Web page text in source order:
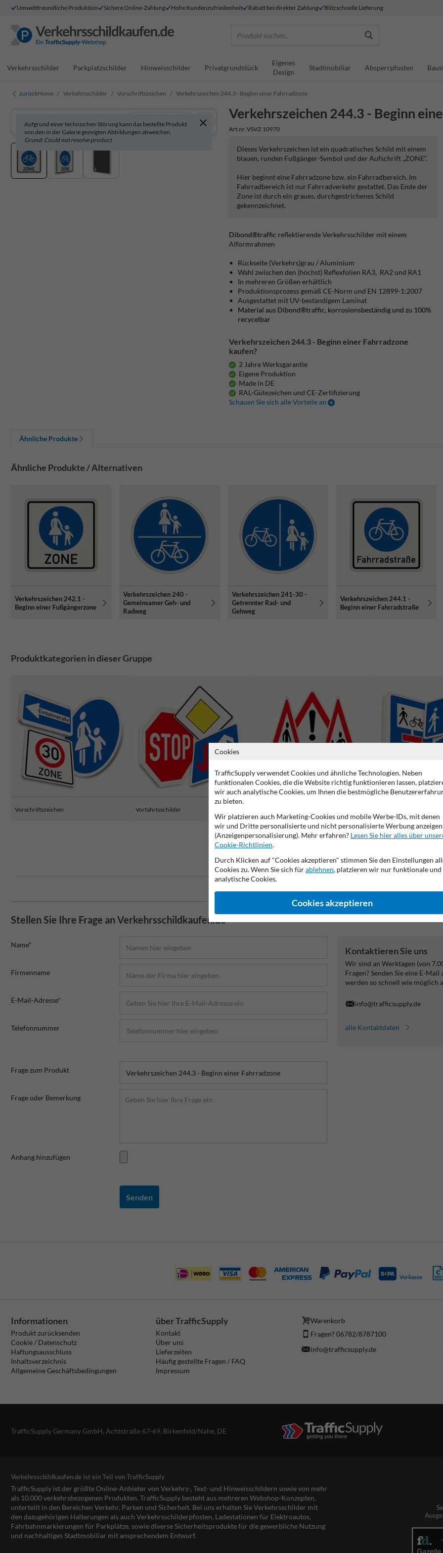
Umweltfreundliche Produktion Sichere Online-Zahlung Hohe Kundenzufriedenheit Rabatt bei direkter Zahlung Blitzschnelle Lieferung
Produkt suchen...
Verkehrsschilder Parkplatzschilder Hinweisschilder Privatgrundstück
Eigenes
Design
Stadtmobiliar Absperrpfosten
zurückHome Verkehrsschilder Vorschriftszeichen Verkehrszeichen 244.3 - Beginn einer Fahrradzone
Verkehrszeichen 244.3 - Beginn
Art.nr. VSVZ.10970
Aufgrund einer technischen Störung kann das bestellte Produkt
von den in der Galerie gezeigten Abbildungen abweichen.
Grund: Could not resolve product
In 3D anzeigen
Dieses Verkehrszeichen ist ein quadratisches Schild mit einem
blauen, runden Fußgänger-Symbol und der Aufschrift „ZONE“.
Hier beginnt eine Fahrradzone bzw. ein Fahrradbereich. Im
Fahrradbereich ist nur Fahrradverkehr gestattet. Das Ende der
Zone ist durch ein graues, durchgestrichenes Schild
gekennzeichnet.
Dibond®traffic reflektierende Verkehrsschilder mit einem
Alformrahmen
Rückseite (Verkehrs)grau / Aluminium
Wahl zwischen den (höchst) Reflexfolien RA3, RA2 und RA1
In mehreren Größen erhältlich
Produktionsprozess gemäß CE-Norm und EN 12899-1:2007
Ausgestattet mit UV-beständigem Laminat
Material aus Dibond®traffic, korrosionsbeständig und zu 100%
recycelbar
Verkehrszeichen 244.3 - Beginn einer Fahrradzone
kaufen?
2 Jahre Werksgarantie
Eigene Produktion
Made in DE
RAL-Gütezeichen und CE-Zertifizierung
Schauen Sie sich alle Vorteile an
Ähnliche Produkte
Ähnliche Produkte / Alternativen
Verkehrszeichen 242.1 -
Beginn einer Fußgängerzone
Verkehrszeichen 240 -
Gemeinsamer Geh- und
Radweg
Verkehrszeichen 241-30 -
Getrennter Rad- und
Gehweg
Verkehrszeichen 244.1 -
Beginn einer Fahrradstraße
Produktkategorien in dieser Gruppe
Vorschriftszeichen Vorfahrtsschilder
2 Jahre Werksgarantie Eigene Produktion
Stellen Sie Ihre Frage an Verkehrsschildkaufen.de
Name*
Firmenname
E-Mail-Adresse*
Telefonnummer
Frage zum Produkt
Frage oder Bemerkung
Anhang hinzufügen
Senden
Kontaktieren Sie uns
Wir sind an Werktagen (von
Fragen? Senden Sie eine E-Mail
werden so schnell wie möglich
info@trafficsupply.de
alle Kontaktdaten
Vorkasse
Informationen
Produkt zurücksenden
Cookie / Datenschutz
Haftungsausschluss
Inhaltsverzeichnis
Allgemeine Geschäftsbedingungen
über TrafficSupply
Kontakt
Über uns
Lieferzeiten
Häufig gestellte Fragen / FAQ
Impressum
Warenkorb
Fragen? 06782/8787100
info@trafficsupply.de
TrafficSupply Germany GmbH, Achtstraße 67-69, Birkenfeld/Nahe, DE
Verkehrsschildkaufen.de ist ein Teil von TrafficSupply
TrafficSupply ist der größte Online-Anbieter von Verkehrs-, Text- und Hinweisschildern sowie von mehr
als 10.000 verkehrsbezogenen Produkten. TrafficSupply besteht aus mehreren Webshop-Konzepten,
unterteilt in den Bereichen Verkehr, Parken und Sicherheit. Bei uns erhalten Sie Verkehrsschilder mit
den dazugehörigen Halterungen als auch Verkehrsschilderpfosten, Ladestationen für Elektroautos,
Fahrbahnmarkierungen für Parkplätze, sowie diverse Sicherheitsprodukte für die gewerbliche Nutzung
und nachhaltiges Stadtmobiliar mit ansprechendem Entwurf.
Cookies
TrafficSupply verwendet Cookies und ähnliche Technologien. Neben
funktionalen Cookies, die die Website richtig funktionieren lassen,
wir auch analytische Cookies, um Ihnen die bestmögliche
zu bieten.
Wir platzieren auch Marketing-Cookies und mobile Werbe-IDs, mit denen
wir und Dritte personalisierte und nicht personalisierte Werbung anzeigen
(Anzeigenpersonalisierung). Mehr erfahren? Lesen Sie hier alles über
Cookie-Richtlinien.
Durch Klicken auf "Cookies akzeptieren" stimmen Sie den Einstellungen
Cookies zu. Wenn Sie sich fürablehnen, platzieren wir nur funktionale und
analytische Cookies.
Cookies akzeptieren